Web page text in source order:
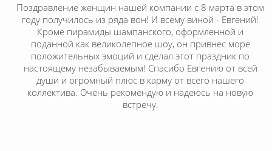
Поздравление женщин нашей компании с 8 марта в этом
году получилось из ряда вон! И всему виной - Евгений!
Кроме пирамиды шампанского, оформленной и
поданной как великолепное шоу, он привнес море
положительных эмоций и сделал этот праздник по
настоящему незабываемым! Спасибо Евгению от всей
души и огромный плюс в карму от всего нашего
коллектива. Очень рекомендую и надеюсь на новую
встречу.